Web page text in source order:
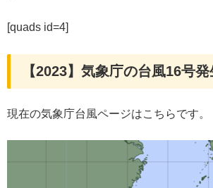
[quads id=4]
【2023】気象庁の台風16号
現在の気象庁台風ページはこちらです。